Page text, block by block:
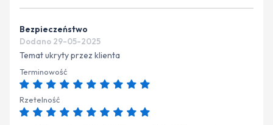
Bezpieczeństwo
Dodano 29-05-2025
Temat ukryty przez klienta
Terminowość
Rzetelność